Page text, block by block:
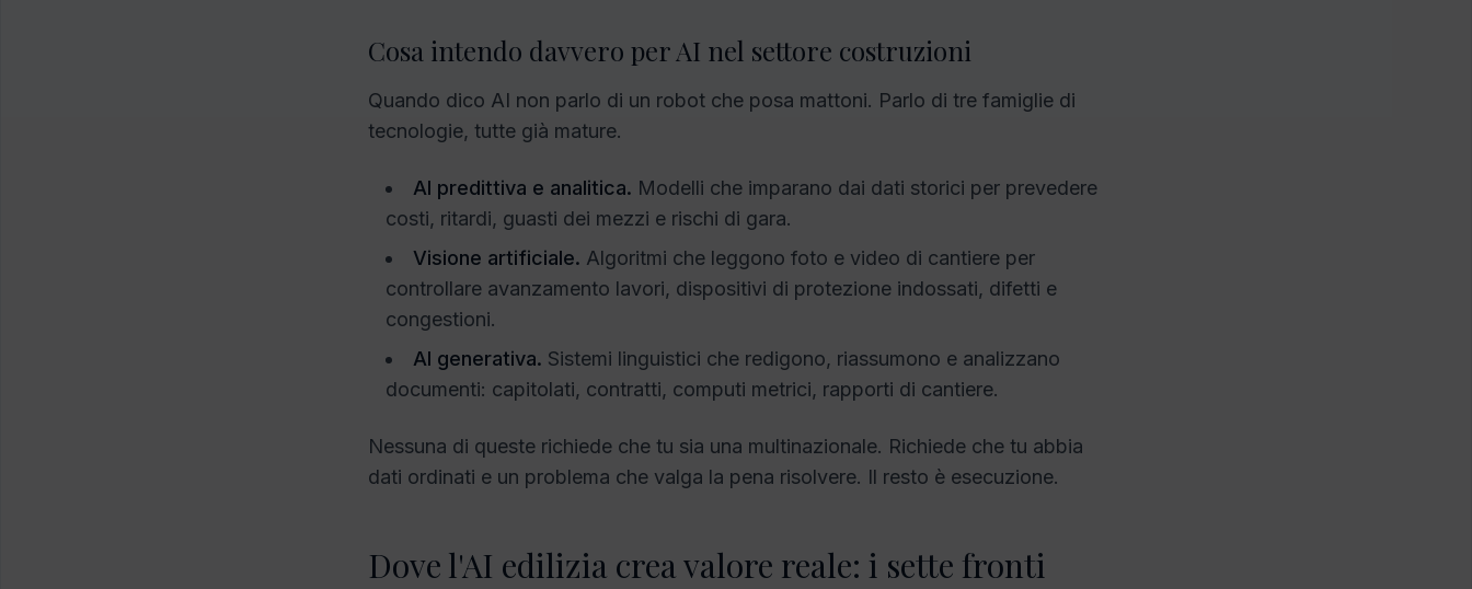
Cosa intendo davvero per AI nel settore costruzioni
Quando dico AI non parlo di un robot che posa mattoni. Parlo di tre famiglie di
tecnologie, tutte già mature.
AI predittiva e analitica. Modelli che imparano dai dati storici per prevedere
costi, ritardi, guasti dei mezzi e rischi di gara.
Visione artificiale. Algoritmi che leggono foto e video di cantiere per
controllare avanzamento lavori, dispositivi di protezione indossati, difetti e
congestioni.
AI generativa. Sistemi linguistici che redigono, riassumono e analizzano
documenti: capitolati, contratti, computi metrici, rapporti di cantiere.
Nessuna di queste richiede che tu sia una multinazionale. Richiede che tu abbia
dati ordinati e un problema che valga la pena risolvere. Il resto è esecuzione.
Dove l'AI edilizia crea valore reale: i sette fronti